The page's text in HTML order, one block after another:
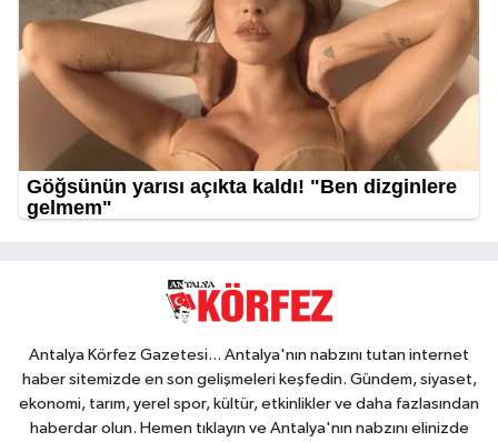
Antalya Körfez Gazetesi... Antalya'nın nabzını tutan internet
haber sitemizde en son gelişmeleri keşfedin. Gündem, siyaset,
ekonomi, tarım, yerel spor, kültür, etkinlikler ve daha fazlasından
haberdar olun. Hemen tıklayın ve Antalya'nın nabzını elinizde